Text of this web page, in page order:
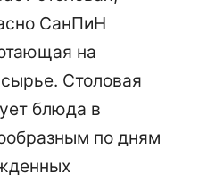
СанПиН
на
Столовая
блюда в
по дням